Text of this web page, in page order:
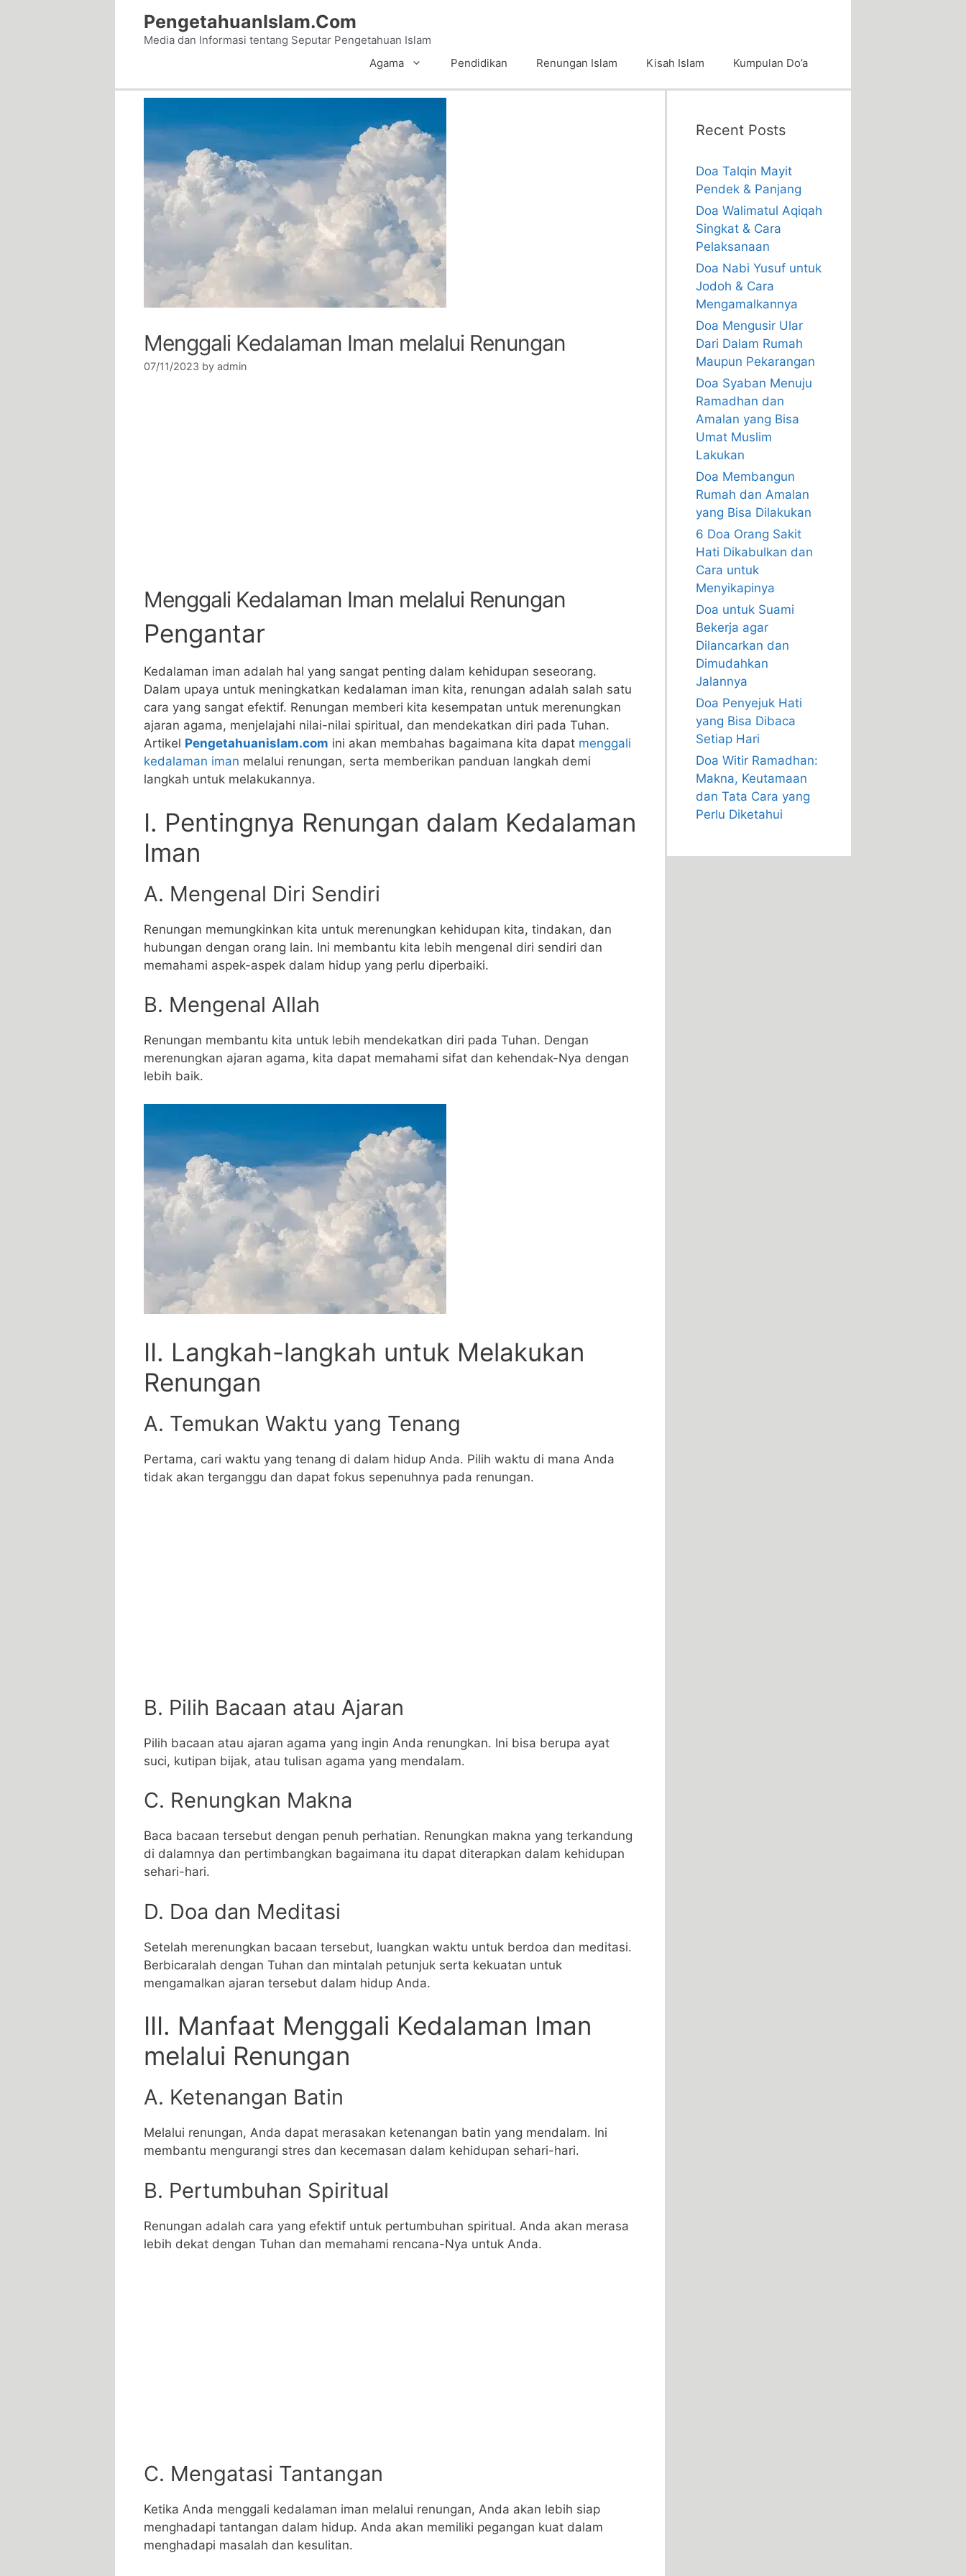
PengetahuanIslam.Com
Media dan Informasi tentang Seputar Pengetahuan Islam
Agama
Pendidikan Renungan Islam Kisah Islam Kumpulan Do’a
Menggali Kedalaman Iman melalui Renungan
07/11/2023 by admin
Menggali Kedalaman Iman melalui Renungan
Pengantar
Kedalaman iman adalah hal yang sangat penting dalam kehidupan seseorang.
Dalam upaya untuk meningkatkan kedalaman iman kita, renungan adalah salah satu
cara yang sangat efektif. Renungan memberi kita kesempatan untuk merenungkan
ajaran agama, menjelajahi nilai-nilai spiritual, dan mendekatkan diri pada Tuhan.
Artikel Pengetahuanislam.com ini akan membahas bagaimana kita dapat menggali
kedalaman iman melalui renungan, serta memberikan panduan langkah demi
langkah untuk melakukannya.
I. Pentingnya Renungan dalam Kedalaman
Iman
A. Mengenal Diri Sendiri
Renungan memungkinkan kita untuk merenungkan kehidupan kita, tindakan, dan
hubungan dengan orang lain. Ini membantu kita lebih mengenal diri sendiri dan
memahami aspek-aspek dalam hidup yang perlu diperbaiki.
B. Mengenal Allah
Renungan membantu kita untuk lebih mendekatkan diri pada Tuhan. Dengan
merenungkan ajaran agama, kita dapat memahami sifat dan kehendak-Nya dengan
lebih baik.
II. Langkah-langkah untuk Melakukan
Renungan
A. Temukan Waktu yang Tenang
Pertama, cari waktu yang tenang di dalam hidup Anda. Pilih waktu di mana Anda
tidak akan terganggu dan dapat fokus sepenuhnya pada renungan.
B. Pilih Bacaan atau Ajaran
Pilih bacaan atau ajaran agama yang ingin Anda renungkan. Ini bisa berupa ayat
suci, kutipan bijak, atau tulisan agama yang mendalam.
C. Renungkan Makna
Baca bacaan tersebut dengan penuh perhatian. Renungkan makna yang terkandung
di dalamnya dan pertimbangkan bagaimana itu dapat diterapkan dalam kehidupan
sehari-hari.
D. Doa dan Meditasi
Setelah merenungkan bacaan tersebut, luangkan waktu untuk berdoa dan meditasi.
Berbicaralah dengan Tuhan dan mintalah petunjuk serta kekuatan untuk
mengamalkan ajaran tersebut dalam hidup Anda.
III. Manfaat Menggali Kedalaman Iman
melalui Renungan
A. Ketenangan Batin
Melalui renungan, Anda dapat merasakan ketenangan batin yang mendalam. Ini
membantu mengurangi stres dan kecemasan dalam kehidupan sehari-hari.
B. Pertumbuhan Spiritual
Renungan adalah cara yang efektif untuk pertumbuhan spiritual. Anda akan merasa
lebih dekat dengan Tuhan dan memahami rencana-Nya untuk Anda.
C. Mengatasi Tantangan
Ketika Anda menggali kedalaman iman melalui renungan, Anda akan lebih siap
menghadapi tantangan dalam hidup. Anda akan memiliki pegangan kuat dalam
menghadapi masalah dan kesulitan.
Recent Posts
Doa Talqin Mayit
Pendek & Panjang
Doa Walimatul Aqiqah
Singkat & Cara
Pelaksanaan
Doa Nabi Yusuf untuk
Jodoh & Cara
Mengamalkannya
Doa Mengusir Ular
Dari Dalam Rumah
Maupun Pekarangan
Doa Syaban Menuju
Ramadhan dan
Amalan yang Bisa
Umat Muslim
Lakukan
Doa Membangun
Rumah dan Amalan
yang Bisa Dilakukan
6 Doa Orang Sakit
Hati Dikabulkan dan
Cara untuk
Menyikapinya
Doa untuk Suami
Bekerja agar
Dilancarkan dan
Dimudahkan
Jalannya
Doa Penyejuk Hati
yang Bisa Dibaca
Setiap Hari
Doa Witir Ramadhan:
Makna, Keutamaan
dan Tata Cara yang
Perlu Diketahui